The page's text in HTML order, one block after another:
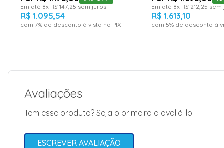
Em até 8x R$ 147 25 sem juros
R$ 1.095,54
com 7% de desconto à vista no PIX
Em até 8x R$ 212 25 sem
R$ 1.613,10
com 5% de desconto à
Avaliações
Tem esse produto? Seja o primeiro a avaliá-lo!
ESCREVER AVALIAÇÃO